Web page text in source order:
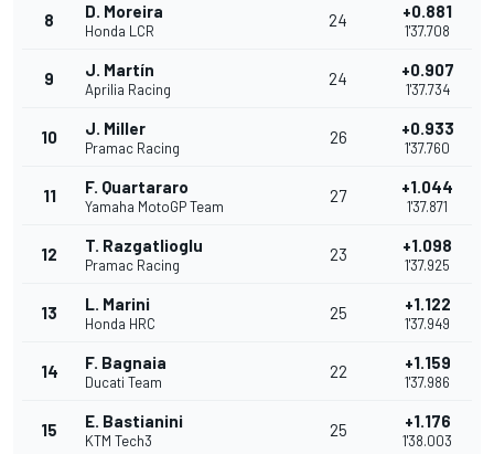
8 D. Moreira
Honda LCR
24 +0.881
1'37.708
9 J. Martín
Aprilia Racing
24 +0.907
1'37.734
10 J. Miller
Pramac Racing
26 +0.933
1'37.760
11 F. Quartararo
Yamaha MotoGP Team
27 +1.044
1'37.871
12 T. Razgatlioglu
Pramac Racing
23 +1.098
1'37.925
13 L. Marini
Honda HRC
25 +1.122
1'37.949
14 F. Bagnaia
Ducati Team
22 +1.159
1'37.986
15 E. Bastianini
KTM Tech3
25 +1.176
1'38.003